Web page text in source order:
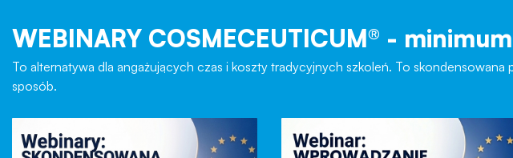
WEBINARY COSMECEUTICUM® -
To alternatywa dla angażujących czas i koszty tradycyjnych szkoleń. To
sposób.